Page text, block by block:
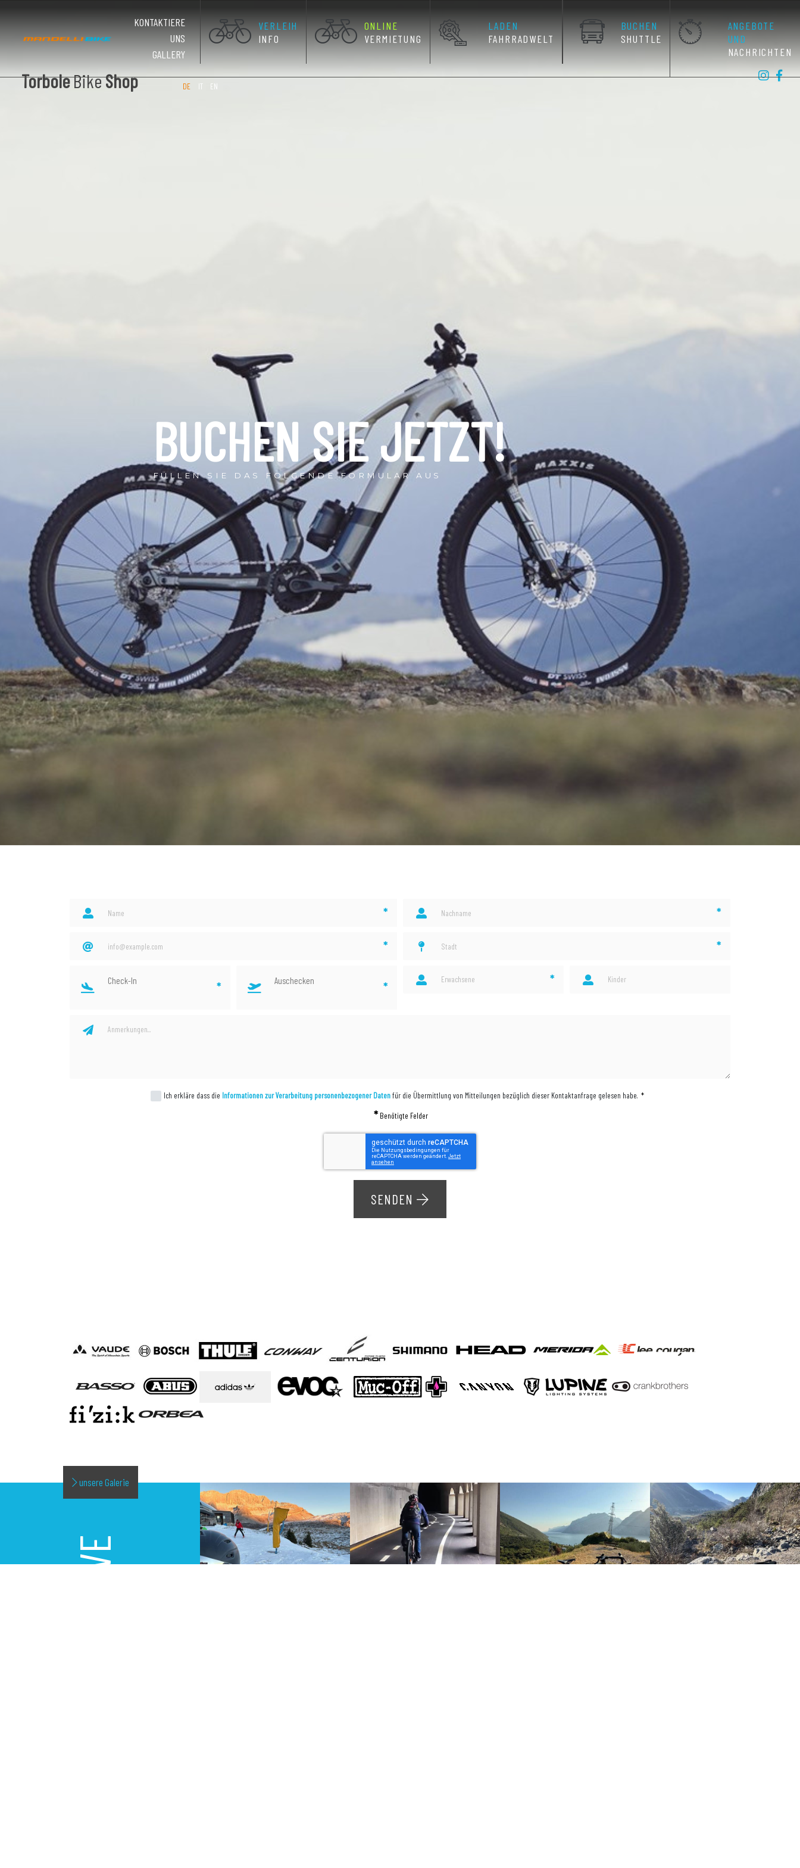
KONTAKTIERE
UNS
GALLERY
VERLEIH
INFO
ONLINE
VERMIETUNG
LADEN
FAHRRADWELT
BUCHEN
SHUTTLE
ANGEBOTE
UND
NACHRICHTEN
TorboleBikeShop DE IT EN
BUCHEN SIE JETZT!
FÜLLEN SIE DAS FOLGENDE FORMULAR AUS
* *
* *
Check-In * Auschecken *
Erwachsene * Kinder
Ich erkläre dass die Informationen zur Verarbeitung personenbezogener Datenfür die Übermittlung von Mitteilungen bezüglich dieser Kontaktanfrage gelesen habe. *
* Benötigte Felder
SENDEN
unsere Galerie
LIVE